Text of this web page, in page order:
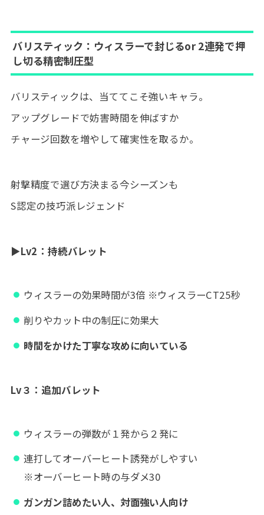
バリスティック：ウィスラーで封じるor 2連発で押
し切る精密制圧型
バリスティックは、当ててこそ強いキャラ。
アップグレードで妨害時間を伸ばすか
チャージ回数を増やして確実性を取るか。
射撃精度で選び方決まる今シーズンも
S認定の技巧派レジェンド
▶Lv2：持続バレット
ウィスラーの効果時間が3倍 ※ウィスラーCT25秒
削りやカット中の制圧に効果大
時間をかけた丁寧な攻めに向いている
Lv３ ： 追加バレット
ウィスラーの弾数が１発から２発に
連打してオーバーヒート誘発がしやすい
※オーバーヒート時の与ダメ30
ガンガン詰めたい人、対面強い人向け